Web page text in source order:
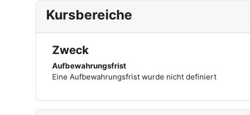
Kursbereiche
Zweck
Aufbewahrungsfrist
Eine Aufbewahrungsfrist wurde nicht definiert